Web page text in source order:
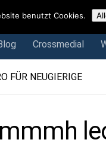
Crossmedial
Crossmedial
FÜR NEUGIERIGE
benutzt Cookies.